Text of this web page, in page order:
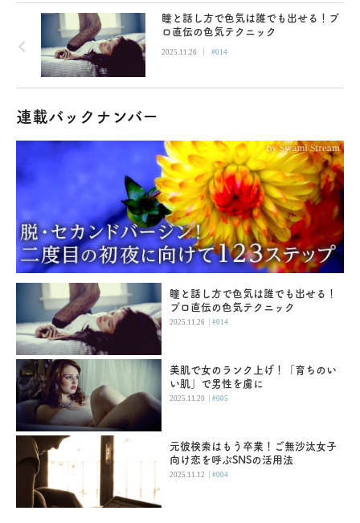
瞳と話し方で色気は誰でも出せる！プ
ロ直伝の色気テクニック
2025.11.26 | #014
連載バックナンバー
瞳と話し方で色気は誰でも出せる！
プロ直伝の色気テクニック
2025.11.26 |#014
美肌で女のランク上げ！「育ちのい
い肌」で男性を虜に
2025.11.20 |#005
元彼検索はもう卒業！ご無沙汰女子
向け恋を呼ぶSNSの活用法
2025.11.12 |#004